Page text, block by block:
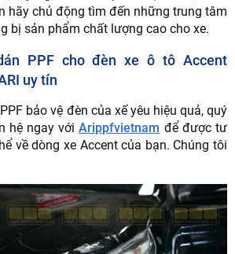
hãy chủ động tìm đến những trung tâm
bị sản phẩm chất lượng cao cho xe.
PPF cho đèn xe ô tô Accent
uy tín
bảo vệ đèn của xế yêu hiệu quả, quý
hệ ngay vớiArippfvietnam để được tư
về dòng xe Accent của bạn. Chúng tôi